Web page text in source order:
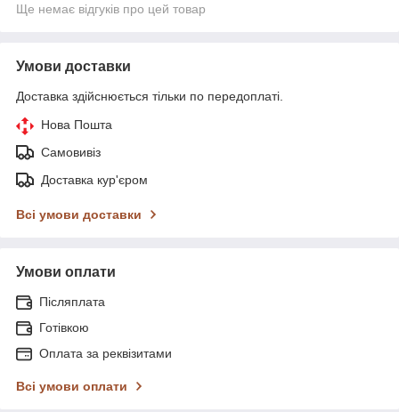
Ще немає відгуків про цей товар
Умови доставки
Доставка здійснюється тільки по передоплаті.
Нова Пошта
Самовивіз
Доставка кур'єром
Всі умови доставки
Умови оплати
Післяплата
Готівкою
Оплата за реквізитами
Всі умови оплати